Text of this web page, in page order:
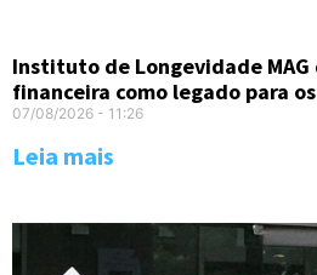
Instituto de Longevidade
financeira como legado para
07/08/2026 11:26
Leia mais